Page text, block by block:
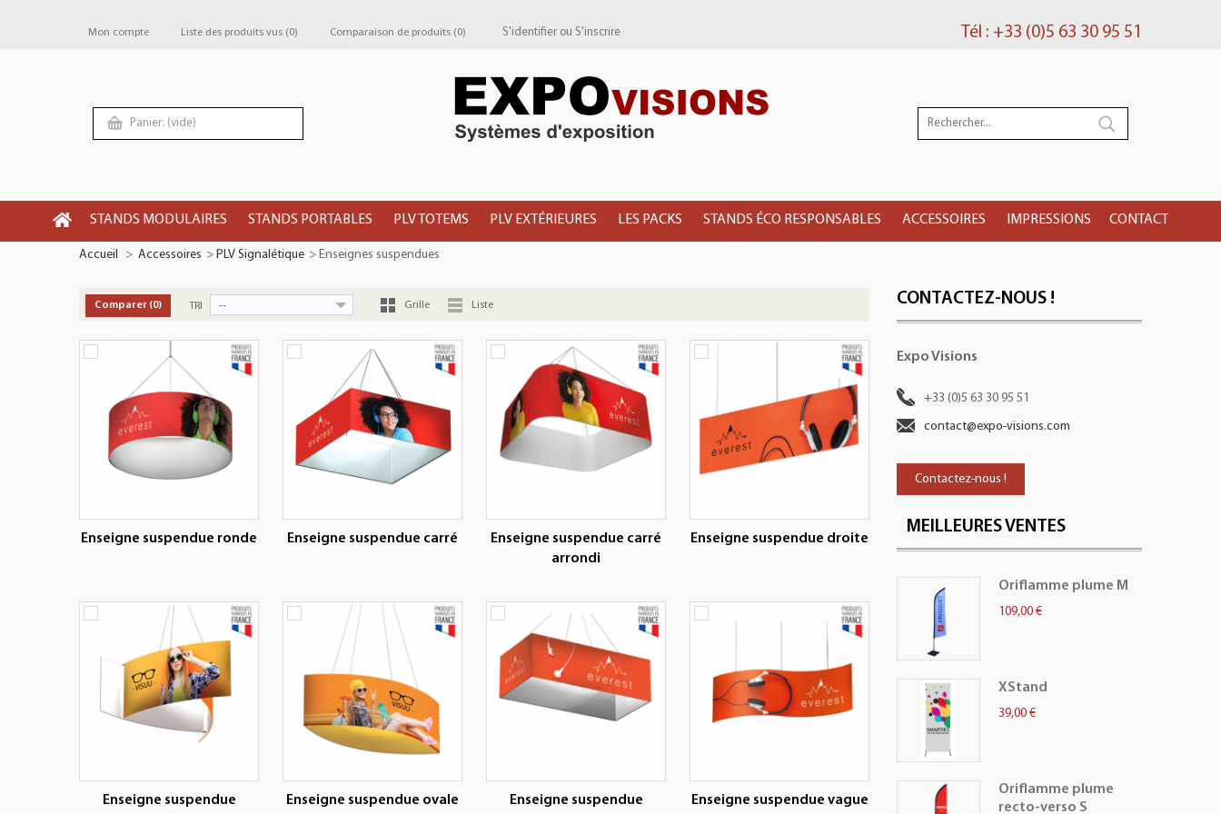
Mon compte Liste des produits vus (0) Comparaison de produits (0) S'identifier ou S'inscrire Tél : +33 (0)5 63 30 95 51
Panier: (vide)
STANDS MODULAIRES STANDS PORTABLES PLV TOTEMS PLV EXTÉRIEURES LES PACKS STANDS ÉCO RESPONSABLES ACCESSOIRES IMPRESSIONS CONTACT
Accueil > Accessoires > PLV Signalétique > Enseignes suspendues
Comparer (0) TRI -- Grille Liste
Enseigne suspendue ronde Enseigne suspendue carré
Enseigne suspendue carré
arrondi
Enseigne suspendue droite
Enseigne suspendue
Enseigne suspendue ovale
Enseigne suspendue
Enseigne suspendue vague
CONTACTEZ-NOUS !
Expo Visions
+33 (0)5 63 30 95 51
contact@expo-visions.com
Contactez-nous !
MEILLEURES VENTES
Oriflamme plume M
109,00 €
XStand
39,00 €
Oriflamme plume
recto-verso S